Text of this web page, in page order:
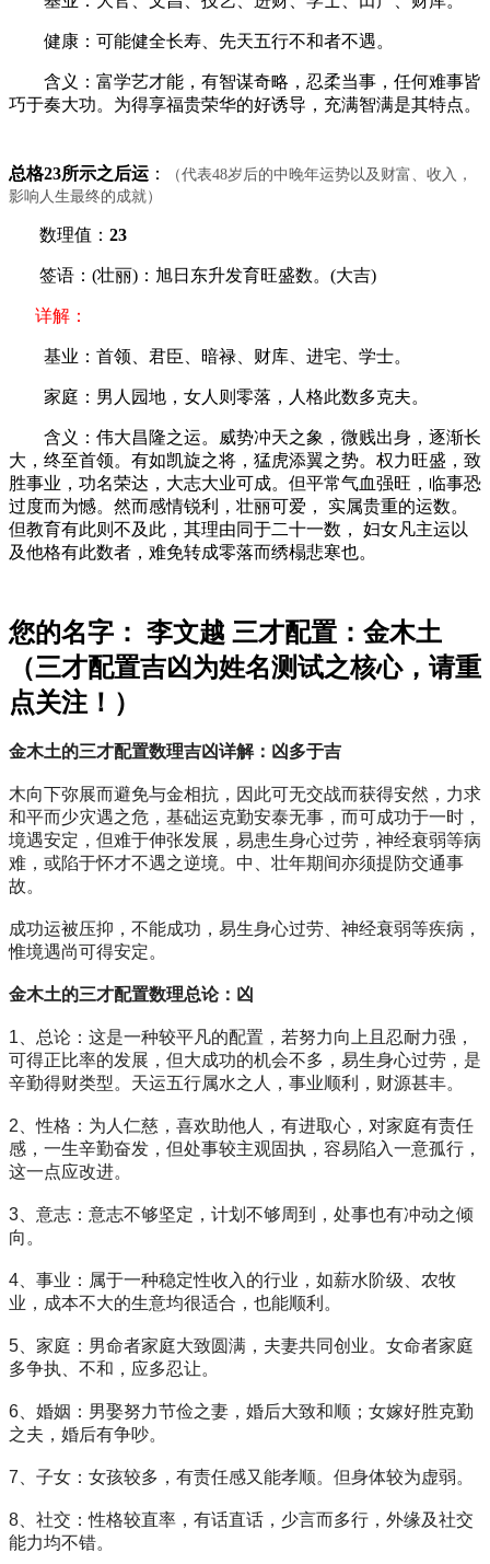
健康：可能健全长寿、先天五行不和者不遇。
含义：富学艺才能，有智谋奇略，忍柔当事，任何难事皆
巧于奏大功。为得享福贵荣华的好诱导，充满智满是其特点。
总格23所示之后运 ：
（代表48岁后的中晚年运势以及财富、收入，
影响人生最终的成就）
数理值： 23
签语：(壮丽)：旭日东升发育旺盛数。(大吉)
详解：
基业：首领、君臣、暗禄、财库、进宅、学士。
家庭：男人园地，女人则零落，人格此数多克夫。
含义：伟大昌隆之运。威势冲天之象，微贱出身，逐渐长
大，终至首领。有如凯旋之将，猛虎添翼之势。权力旺盛，致
胜事业，功名荣达，大志大业可成。但平常气血强旺，临事恐
过度而为憾。然而感情锐利，壮丽可爱， 实属贵重的运数。
但教育有此则不及此，其理由同于二十一数， 妇女凡主运以
及他格有此数者，难免转成零落而绣榻悲寒也。
您的名字： 李文越 三才配置：金木土
（三才配置吉凶为姓名测试之核心，请重
点关注！）
金木土的三才配置数理吉凶详解：凶多于吉
木向下弥展而避免与金相抗，因此可无交战而获得安然，力求
和平而少灾遇之危，基础运克勤安泰无事，而可成功于一时，
境遇安定，但难于伸张发展，易患生身心过劳，神经衰弱等病
难，或陷于怀才不遇之逆境。中、壮年期间亦须提防交通事
故。
成功运被压抑，不能成功，易生身心过劳、神经衰弱等疾病，
惟境遇尚可得安定。
金木土的三才配置数理总论：凶
1、总论：这是一种较平凡的配置，若努力向上且忍耐力强，
可得正比率的发展，但大成功的机会不多，易生身心过劳，是
辛勤得财类型。天运五行属水之人，事业顺利，财源甚丰。
2、性格：为人仁慈，喜欢助他人，有进取心，对家庭有责任
感，一生辛勤奋发，但处事较主观固执，容易陷入一意孤行，
这一点应改进。
3、意志：意志不够坚定，计划不够周到，处事也有冲动之倾
向。
4、事业：属于一种稳定性收入的行业，如薪水阶级、农牧
业，成本不大的生意均很适合，也能顺利。
5、家庭：男命者家庭大致圆满，夫妻共同创业。女命者家庭
多争执、不和，应多忍让。
6、婚姻：男娶努力节俭之妻，婚后大致和顺；女嫁好胜克勤
之夫，婚后有争吵。
7、子女：女孩较多，有责任感又能孝顺。但身体较为虚弱。
8、社交：性格较直率，有话直话，少言而多行，外缘及社交
能力均不错。